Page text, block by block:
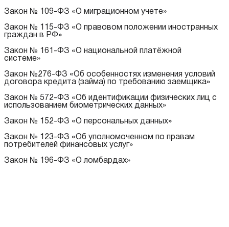
Закон № 109-ФЗ «О миграционном учете»
Закон № 115-ФЗ «О правовом положении иностранных
граждан в РФ»
Закон № 161-ФЗ «О национальной платёжной
системе»
Закон №276-ФЗ «Об особенностях изменения условий
договора кредита (займа) по требованию заемщика»
Закон № 572-ФЗ «Об идентификации физических лиц с
использованием биометрических данных»
Закон № 152-ФЗ «О персональных данных»
Закон № 123-ФЗ «Об уполномоченном по правам
потребителей финансовых услуг»
Закон № 196-ФЗ «О ломбардах»